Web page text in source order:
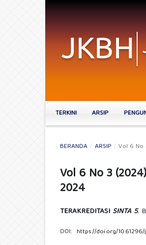
TERKINI ARSIP
BERANDA / ARSIP / Vol 6 No
Vol 6 No 3
2024
TERAKREDITASI SINTA 5.
DOI: https://doi.org/10.61296/